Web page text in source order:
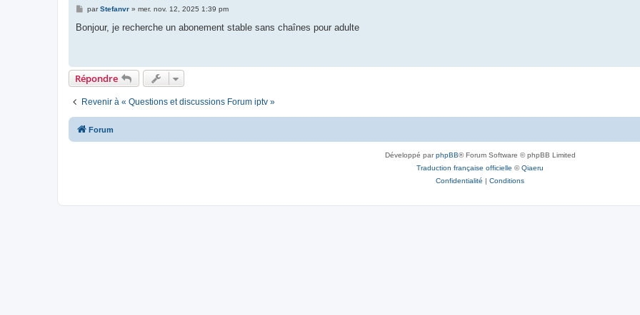
M
s
parStefanvr» mer. nov. 12, 2025 1:39 pm
Bonjour, je recherche un abonement stable sans chaînes pour adulte
Répondre
Revenir à « Questions et discussions Forum iptv »
Forum
Développé parphpBB® Forum Software © phpBB Limited
Traduction française officielle ©Qiaeru
Confidentialité | Conditions